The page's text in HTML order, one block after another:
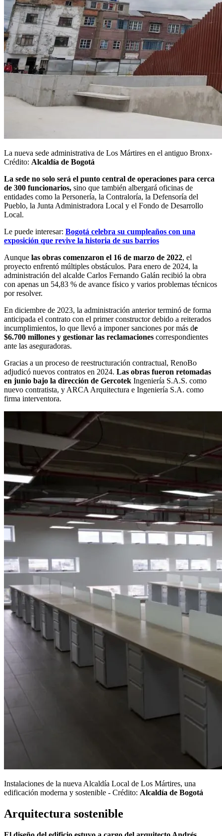
La nueva sede administrativa de Los Mártires en el antiguo Bronx-
Crédito: Alcaldía de Bogotá
La sede no solo será el punto central de operaciones para cerca
de 300 funcionarios, sino que también albergará oficinas de
entidades como la Personería, la Contraloría, la Defensoría del
Pueblo, la Junta Administradora Local y el Fondo de Desarrollo
Local.
Le puede interesar: Bogotá celebra su cumpleaños con una
exposición que revive la historia de sus barrios
Aunque las obras comenzaron el 16 de marzo de 2022, el
proyecto enfrentó múltiples obstáculos. Para enero de 2024, la
administración del alcalde Carlos Fernando Galán recibió la obra
con apenas un 54,83 % de avance físico y varios problemas técnicos
por resolver.
En diciembre de 2023, la administración anterior terminó de forma
anticipada el contrato con el primer constructor debido a reiterados
incumplimientos, lo que llevó a imponer sanciones por más de
$6.700 millones y gestionar las reclamaciones correspondientes
ante las aseguradoras.
Gracias a un proceso de reestructuración contractual, RenoBo
adjudicó nuevos contratos en 2024. Las obras fueron retomadas
en junio bajo la dirección de Gercotek Ingeniería S.A.S. como
nuevo contratista, y ARCA Arquitectura e Ingeniería S.A. como
firma interventora.
Instalaciones de la nueva Alcaldía Local de Los Mártires, una
edificación moderna y sostenible - Crédito: Alcaldía de Bogotá
Arquitectura sostenible